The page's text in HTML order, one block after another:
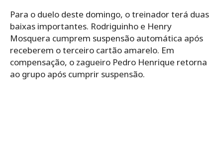
Para o duelo deste domingo, o treinador terá duas
baixas importantes. Rodriguinho e Henry
Mosquera cumprem suspensão automática após
receberem o terceiro cartão amarelo. Em
compensação, o zagueiro Pedro Henrique retorna
ao grupo após cumprir suspensão.